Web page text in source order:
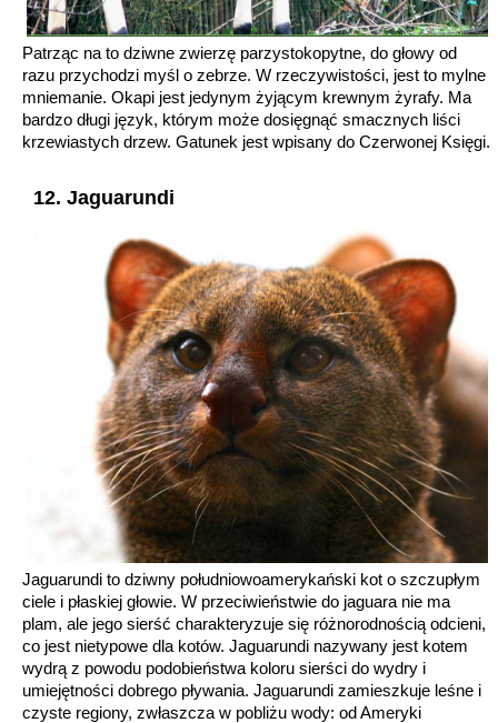
Patrząc na to dziwne zwierzę parzystokopytne, do głowy od
razu przychodzi myśl o zebrze. W rzeczywistości, jest to mylne
mniemanie. Okapi jest jedynym żyjącym krewnym żyrafy. Ma
bardzo długi język, którym może dosięgnąć smacznych liści
krzewiastych drzew. Gatunek jest wpisany do Czerwonej Księgi.
12. Jaguarundi
Jaguarundi to dziwny południowoamerykański kot o szczupłym
ciele i płaskiej głowie. W przeciwieństwie do jaguara nie ma
plam, ale jego sierść charakteryzuje się różnorodnością odcieni,
co jest nietypowe dla kotów. Jaguarundi nazywany jest kotem
wydrą z powodu podobieństwa koloru sierści do wydry i
umiejętności dobrego pływania. Jaguarundi zamieszkuje leśne i
czyste regiony, zwłaszcza w pobliżu wody: od Ameryki